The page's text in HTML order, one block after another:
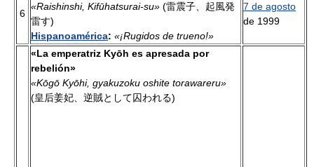
6
«Raishinshi, Kifūhatsurai-su» (雷震子、起風発
雷す)
Hispanoamérica: «¡Rugidos de trueno!»
7 de agosto
de 1999
«La emperatriz Kyōh es apresada por
rebelión»
«Kōgō Kyōhi, gyakuzoku oshite torawareru»
(皇后姜妃、逆賊として囚われる)